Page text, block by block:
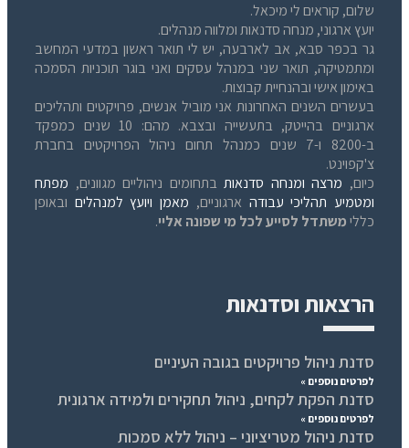
שלום, קוראים לי מיכאל.
יועץ ארגוני, מנחה סדנאות ומלווה מנהלים.
גר בכפר סבא, אב לארבעה, יש לי תואר ראשון במדעי המחשב
ומתמטיקה, תואר שני במנהל עסקים ואני בוגר תוכניות הסמכה
באימון אישי ובהנחיית קבוצות.
בעשרים השנים האחרונות אני מוביל אנשים, פרויקטים ותהליכים
ארגוניים בהייטק, בתעשייה ובצבא. מהם: 10 שנים כמפקד
ב-8200 ו-7 שנים כמנהל תחום ניהול הפרויקטים בחברת
צ'קפוינט.
כיום, מרצה ומנחה סדנאותבתחומים ניהוליים מגוונים, מפתח
ומטמיע תהליכי עבודה ארגוניים, מאמן ויועץ למנהלים ובאופן
כללימשתדל לסייע לכל מי שפונה אליי.
הרצאות וסדנאות
סדנת ניהול פרויקטים בגובה העיניים
לפרטים נוספים »
סדנת הפקת לקחים, ניהול תחקירים ולמידה ארגונית
לפרטים נוספים »
סדנת ניהול מטריציוני – ניהול ללא סמכות